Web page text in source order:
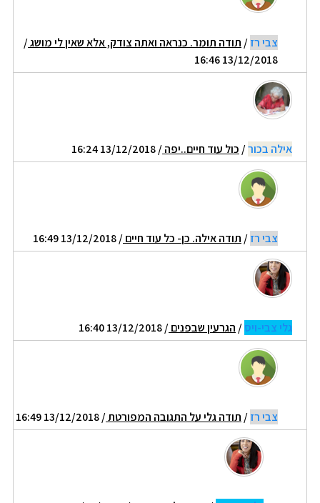
צבי רז/ תודה תומר. כנראה ואתה צודק, אלא שאין לי מושג/
13/12/2018 16:46
אילה בכור/ כול עוד חיים..יפה/ 13/12/2018 16:24
צבי רז/ תודה אילה. כן- כל עוד חיים/ 13/12/2018 16:49
גלי צבי-ויס/ הגרעין שבפנים/ 13/12/2018 16:40
צבי רז/ תודה גלי על התגובה המפורטת/ 13/12/2018 16:49